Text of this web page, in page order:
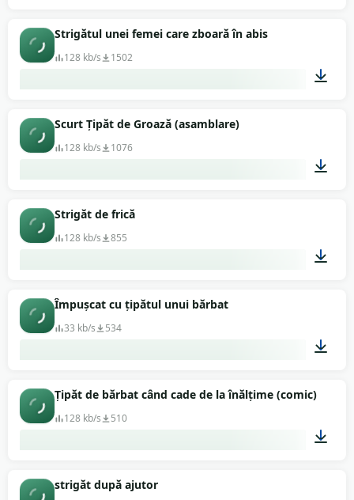
Strigătul unei femei care zboară în abis
128 kb/s 1502
Scurt Țipăt de Groază (asamblare)
128 kb/s 1076
Strigăt de frică
128 kb/s 855
Împușcat cu țipătul unui bărbat
33 kb/s 534
00:02
Țipăt de bărbat când cade de la înălțime (comic)
128 kb/s 510
strigăt după ajutor